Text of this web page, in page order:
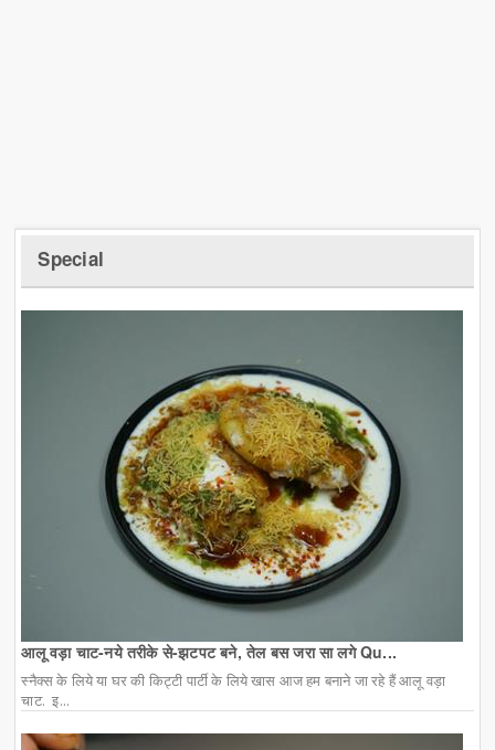
Special
आलू वड़ा चाट-नये तरीके से-झटपट बने, तेल बस जरा सा लगे Qu...
स्नैक्स के लिये या घर की किट्टी पार्टी के लिये खास आज हम बनाने जा रहे हैं आलू वड़ा
चाट. इ...